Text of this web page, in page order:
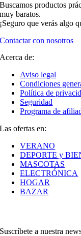
Buscamos productos
muy baratos.
¡Seguro que verás algo
Contactar con nosotros
Acerca de:
Aviso legal
Condiciones
Política de
Seguridad
Programa de
Las ofertas en:
VERANO
DEPORTE y
MASCOTAS
ELECTRÓNICA
HOGAR
BAZAR
Suscríbete a nuestra